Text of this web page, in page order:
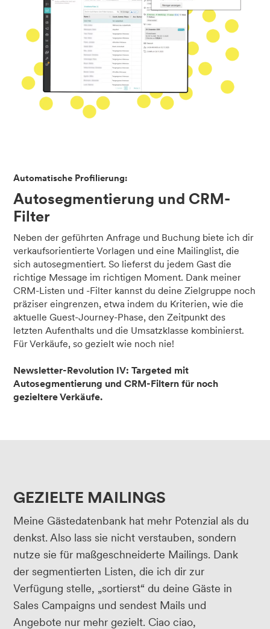
Automatische Profilierung:
Autosegmentierung und CRM-
Filter
Neben der geführten Anfrage und Buchung biete ich dir
verkaufsorientierte Vorlagen und eine Mailinglist, die
sich autosegmentiert. So lieferst du jedem Gast die
richtige Message im richtigen Moment. Dank meiner
CRM-Listen und -Filter kannst du deine Zielgruppe noch
präziser eingrenzen, etwa indem du Kriterien, wie die
aktuelle Guest-Journey-Phase, den Zeitpunkt des
letzten Aufenthalts und die Umsatzklasse kombinierst.
Für Verkäufe, so gezielt wie noch nie!
Newsletter-Revolution IV: Targeted mit
Autosegmentierung und CRM-Filtern für noch
gezieltere Verkäufe.
GEZIELTE MAILINGS
Meine Gästedatenbank hat mehr Potenzial als du
denkst. Also lass sie nicht verstauben, sondern
nutze sie für maßgeschneiderte Mailings. Dank
der segmentierten Listen, die ich dir zur
Verfügung stelle, „sortierst“ du deine Gäste in
Sales Campaigns und sendest Mails und
Angebote nur mehr gezielt. Ciao ciao,